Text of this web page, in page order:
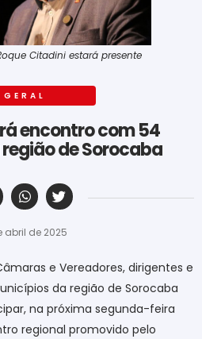
Citadini estará presente
GERAL
encontro com 54
de Sorocaba
abril de 2025
e Vereadores, dirigentes e
da região de Sorocaba
na próxima segunda-feira
regional promovido pelo